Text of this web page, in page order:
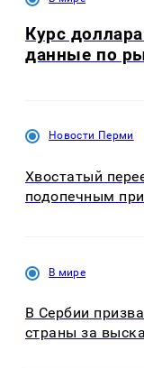
Курс
данные по
Новости Перми
Хвостатый
подопечным
В мире
В Сербии
страны за